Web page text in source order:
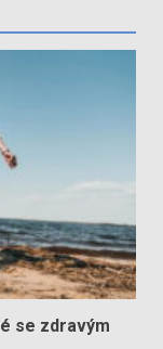
se zdravým